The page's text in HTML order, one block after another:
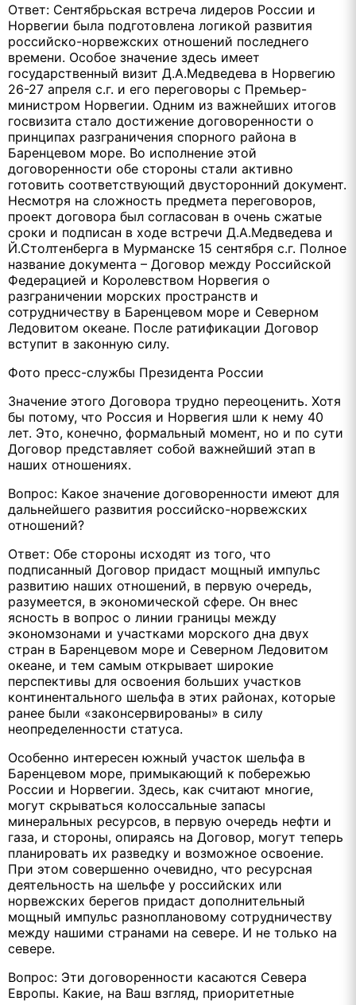
Ответ: Сентябрьская встреча лидеров России и
Норвегии была подготовлена логикой развития
российско-норвежских отношений последнего
времени. Особое значение здесь имеет
государственный визит Д.А.Медведева в Норвегию
26-27 апреля с.г. и его переговоры с Премьер-
министром Норвегии. Одним из важнейших итогов
госвизита стало достижение договоренности о
принципах разграничения спорного района в
Баренцевом море. Во исполнение этой
договоренности обе стороны стали активно
готовить соответствующий двусторонний документ.
Несмотря на сложность предмета переговоров,
проект договора был согласован в очень сжатые
сроки и подписан в ходе встречи Д.А.Медведева и
Й.Столтенберга в Мурманске 15 сентября с.г. Полное
название документа – Договор между Российской
Федерацией и Королевством Норвегия о
разграничении морских пространств и
сотрудничеству в Баренцевом море и Северном
Ледовитом океане. После ратификации Договор
вступит в законную силу.
Фото пресс-службы Президента России
Значение этого Договора трудно переоценить. Хотя
бы потому, что Россия и Норвегия шли к нему 40
лет. Это, конечно, формальный момент, но и по сути
Договор представляет собой важнейший этап в
наших отношениях.
Вопрос: Какое значение договоренности имеют для
дальнейшего развития российско-норвежских
отношений?
Ответ: Обе стороны исходят из того, что
подписанный Договор придаст мощный импульс
развитию наших отношений, в первую очередь,
разумеется, в экономической сфере. Он внес
ясность в вопрос о линии границы между
экономзонами и участками морского дна двух
стран в Баренцевом море и Северном Ледовитом
океане, и тем самым открывает широкие
перспективы для освоения больших участков
континентального шельфа в этих районах, которые
ранее были «законсервированы» в силу
неопределенности статуса.
Особенно интересен южный участок шельфа в
Баренцевом море, примыкающий к побережью
России и Норвегии. Здесь, как считают многие,
могут скрываться колоссальные запасы
минеральных ресурсов, в первую очередь нефти и
газа, и стороны, опираясь на Договор, могут теперь
планировать их разведку и возможное освоение.
При этом совершенно очевидно, что ресурсная
деятельность на шельфе у российских или
норвежских берегов придаст дополнительный
мощный импульс разноплановому сотрудничеству
между нашими странами на севере. И не только на
севере.
Вопрос: Эти договоренности касаются Севера
Европы. Какие, на Ваш взгляд, приоритетные